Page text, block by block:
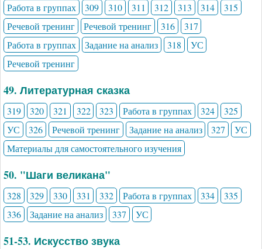
Работа в группах 309 310 311 312 313 314
315
Речевой тренинг
Речевой тренинг 316
317
Работа в группах
Задание на анализ 318
УС
Речевой тренинг
49. Литературная сказка
319 320 321 322 323 Работа в группах 324
325
УС
326 Речевой тренинг Задание на анализ 327
УС
Материалы для самостоятельного изучения
50. "Шаги великана"
328 329 330 331 332 Работа в группах 334
335
336
Задание на анализ 337 УС
51-53. Искусство звука